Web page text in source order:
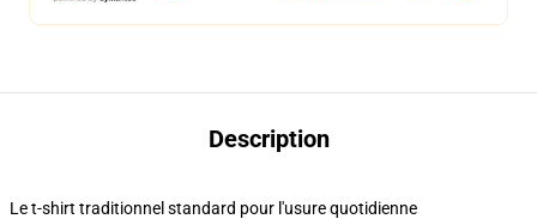
Description
Le t-shirt traditionnel standard pour l'usure quotidienne